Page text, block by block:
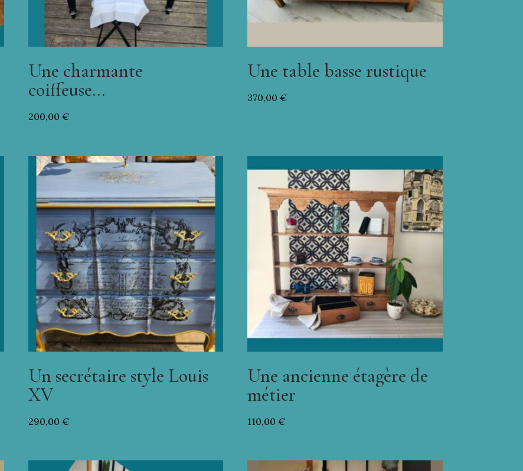
Une charmante
coiffeuse…
200,00 €
Une table basse rustique
370,00€
Un secrétaire style Louis
XV
290,00 €
Une ancienne étagère de
métier
110,00€